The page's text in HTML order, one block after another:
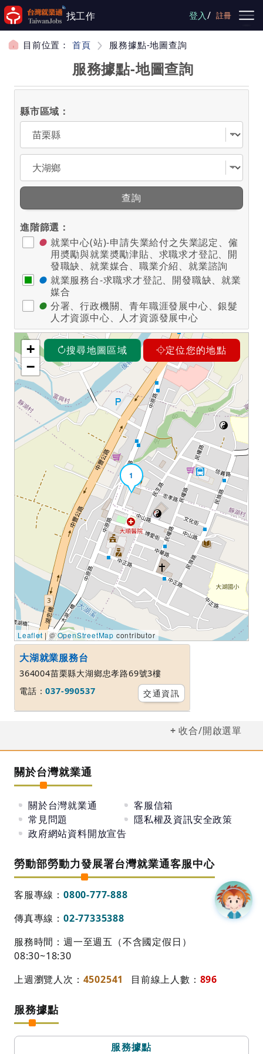
跳到主要內容
找工作 登入/ 註冊
目前位置： 首頁 服務據點-地圖查詢
服務據點-地圖查詢
縣市區域：
選擇縣市
選擇區域
查詢
進階篩選：
● 就業中心(站)-申請失業給付之失業認定、僱
用奬勵與就業奬勵津貼、求職求才登記、開
發職缺、就業媒合、職業介紹、就業諮詢
● 就業服務台-求職求才登記、開發職缺、就業
媒合
● 分署、行政機關、青年職涯發展中心、銀髮
人才資源中心、人才資源發展中心
搜尋地圖區域 定位您的地點
1
+
−
Leaflet | ©OpenStreetMap contributor
大湖就業服務台
364004苗栗縣大湖鄉忠孝路69號3樓
電話：037-990537 交通資訊
收合/開啟選單
關於台灣就業通
關於台灣就業通
客服信箱
常見問題
隱私權及資訊安全政策
政府網站資料開放宣告
勞動部勞動力發展署台灣就業通客服中心
客服專線： 0800-777-888
傳真專線： 02-77335388
服務時間：週一至週五（不含國定假日）
08:30~18:30
上週瀏覽人次： 4502541 目前線上人數： 896
服務據點
服務據點